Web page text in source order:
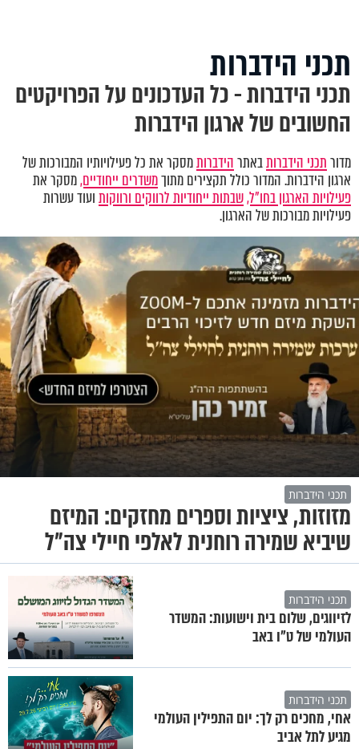
תכני הידברות
תכני הידברות - כל העדכונים על הפרויקטים
החשובים של ארגון הידברות
מדורתכני הידברותבאתרהידברותמסקר את כל פעילויותיו המבורכות של
ארגון הידברות. המדור כולל תקצירים מתוךמשדרים ייחודיים,מסקר את
פעילויות הארגון בחו"ל,שבתות ייחודיות לרווקים ורווקותועוד עשרות
פעילויות מבורכות של הארגון.
תכני הידברות
מזוזות, ציציות וספרים מחזקים: המיזם
שיביא שמירה רוחנית לאלפי חיילי צה"ל
תכני הידברות
לזיווגים, שלום בית וישועות: המשדר
העולמי של ט"ו באב
תכני הידברות
אחי, מחכים רק לך: יום התפילין העולמי
מגיע לתל אביב